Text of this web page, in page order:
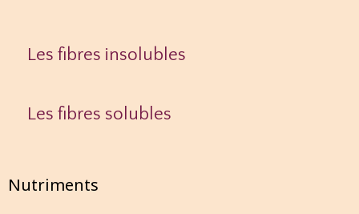
Les fibres insolubles
Les fibres solubles
Nutriments